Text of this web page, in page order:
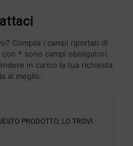
Compila i campi riportati di
* sono campi obbligatori.
in carico la tua richiesta
al meglio.
PRODOTTO, LO TROVI